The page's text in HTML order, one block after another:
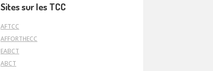
Sites sur les TCC
AFTCC
AFFORTHECC
EABCT
ABCT